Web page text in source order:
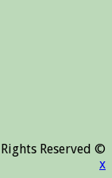
© Copyright 2026, All Rights Reserved
x